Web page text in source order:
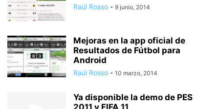
Raúl Rosso - 9 junio, 2014
Mejoras en la app oficial de
Resultados de Fútbol para
Android
Raúl Rosso - 10 marzo, 2014
Ya disponible la demo de PES